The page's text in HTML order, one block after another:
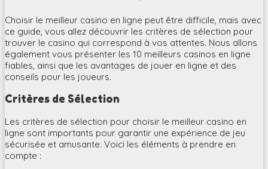
Choisir le meilleur casino en ligne peut être difficile, mais avec
ce guide, vous allez découvrir les critères de sélection pour
trouver le casino qui correspond à vos attentes. Nous allons
également vous présenter les 10 meilleurs casinos en ligne
fiables, ainsi que les avantages de jouer en ligne et des
conseils pour les joueurs.
Critères de Sélection
Les critères de sélection pour choisir le meilleur casino en
ligne sont importants pour garantir une expérience de jeu
sécurisée et amusante. Voici les éléments à prendre en
compte :